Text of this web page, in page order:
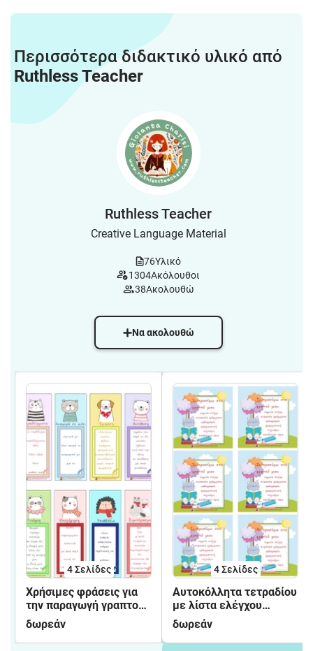
Περισσότερα διδακτικό υλικό από
Ruthless Teacher
Ruthless Teacher
Creative Language Material
76Υλικό
1304Ακόλουθοι
38Ακολουθώ
Να ακολουθώ
4Σελίδες
Χρήσιμες φράσεις για
την παραγωγή γραπτού
λόγου
δωρεάν
4Σελίδες
Αυτοκόλλητα τετραδίου
με λίστα ελέγχου
γραπτού
δωρεάν